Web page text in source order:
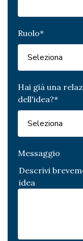
Ruolo*
Hai già una
dell'idea?*
Messaggio
Descrivi
idea